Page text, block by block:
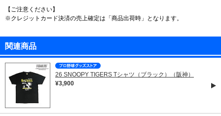
【ご注意ください】
※クレジットカード決済の売上確定は「商品出荷時」となります。
関連商品
26 SNOOPY TIGERS Tシャツ（ブラック）（阪神）
¥3,900